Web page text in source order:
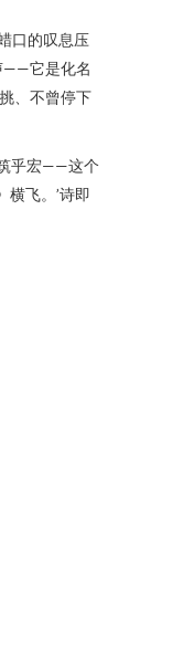
口的叹息压
——它是化名
、不曾停下
乎宏——这个
飞。’诗即